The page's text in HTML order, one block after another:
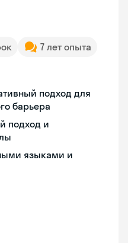
7 лет опыта
подход для
барьера
подход и
языками и